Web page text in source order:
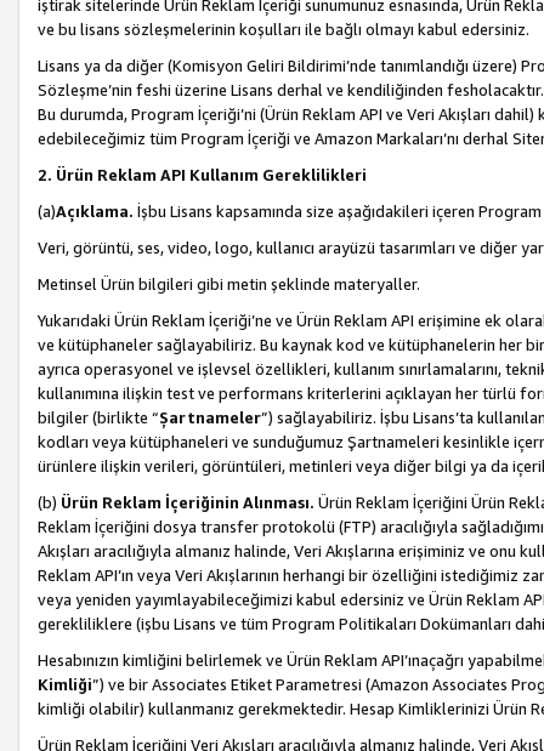
iştirak sitelerinde Ürün Reklam İçeriği sunumunuz esnasında, Ürün
ve bu lisans sözleşmelerinin koşulları ile bağlı olmayı kabul edersiniz.
Lisans ya da diğer (Komisyon Geliri Bildirimi’nde tanımlandığı üzere)
Sözleşme’nin feshi üzerine Lisans derhal ve kendiliğinden
Bu durumda, Program İçeriği’ni (Ürün Reklam API ve Veri Akışları
edebileceğimiz tüm Program İçeriği ve Amazon Markaları’nı derhal
2. Ürün Reklam API Kullanım Gereklilikleri
(a)Açıklama. İşbu Lisans kapsamında size aşağıdakileri içeren
Veri, görüntü, ses, video, logo, kullanıcı arayüzü tasarımları ve diğer
Metinsel Ürün bilgileri gibi metin şeklinde materyaller.
Yukarıdaki Ürün Reklam İçeriği’ne ve Ürün Reklam API erişimine ek
ve kütüphaneler sağlayabiliriz. Bu kaynak kod ve kütüphanelerin her
ayrıca operasyonel ve işlevsel özellikleri, kullanım sınırlamalarını,
kullanımına ilişkin test ve performans kriterlerini açıklayan her türlü
bilgiler (birlikte “Şartnameler”) sağlayabiliriz. İşbu Lisans’ta
kodları veya kütüphaneleri ve sunduğumuz Şartnameleri kesinlikle
ürünlere ilişkin verileri, görüntüleri, metinleri veya diğer bilgi ya da
(b) Ürün Reklam İçeriğinin Alınması. Ürün Reklam İçeriğini Ürün
Reklam İçeriğini dosya transfer protokolü (FTP) aracılığıyla
Akışları aracılığıyla almanız halinde, Veri Akışlarına erişiminiz ve onu
Reklam API’ın veya Veri Akışlarının herhangi bir özelliğini
veya yeniden yayımlayabileceğimizi kabul edersiniz ve Ürün Reklam
gerekliliklere (işbu Lisans ve tüm Program Politikaları Dokümanları
Hesabınızın kimliğini belirlemek ve Ürün Reklam API’ınaçağrı
Kimliği”) ve bir Associates Etiket Parametresi (Amazon Associates
kimliği olabilir) kullanmanız gerekmektedir. Hesap Kimliklerinizi Ürün
Ürün Reklam İçeriğini Veri Akışları aracılığıyla almanız halinde, Veri